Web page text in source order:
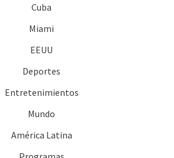
Cuba
Miami
EEUU
Deportes
Entretenimientos
Mundo
América Latina